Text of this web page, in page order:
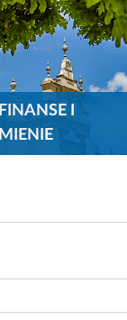
FINANSE I
MIENIE